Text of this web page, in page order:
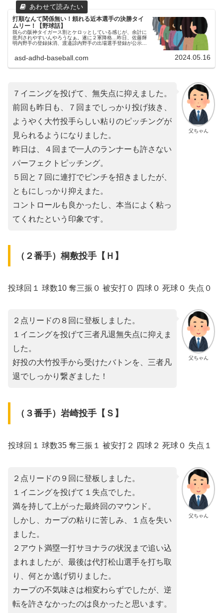
打順なんて関係無い！頼れる近本選手の決勝タイ
ムリー！【野球話】
我らの阪神タイガース割とケロッとしている感じが、余計に
批判されやすいんやろうなぁ。遂に２軍降格…昨日、佐藤輝
明内野手の登録抹消、渡邉諒内野手の出場選手登録が公示さ
asd-adhd-baseball.com 2024.05.16
父ちゃん
７イニングを投げて、無失点に抑えました。
前回も昨日も、７回までしっかり投げ抜き、
ようやく大竹投手らしい粘りのピッチングが
見られるようになりました。
昨日は、４回まで一人のランナーも許さない
パーフェクトピッチング。
５回と７回に連打でピンチを招きましたが、
ともにしっかり抑えまた。
コントロールも良かったし、本当によく粘っ
てくれたという印象です。
（２番手）桐敷投手【Ｈ】
投球回１ 球数10 奪三振０ 被安打０ 四球０ 死球０ 失点０
父ちゃん
２点リードの８回に登板しました。
１イニングを投げて三者凡退無失点に抑えま
した。
好投の大竹投手から受けたバトンを、三者凡
退でしっかり繋ぎました！
（３番手）岩崎投手【Ｓ】
投球回１ 球数35 奪三振１ 被安打２ 四球２ 死球０ 失点１
父ちゃん
２点リードの９回に登板しました。
１イニングを投げて１失点でした。
満を持して上がった最終回のマウンド。
しかし、カープの粘りに苦しみ、１点を失い
ました。
２アウト満塁一打サヨナラの状況まで追い込
まれましたが、最後は代打松山選手を打ち取
り、何とか逃げ切りました。
カープの不気味さは相変わらずでしたが、逆
転を許さなかったのは良かったと思います。